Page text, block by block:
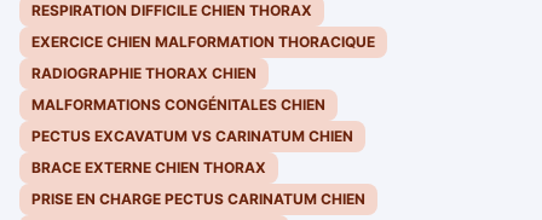
RESPIRATION DIFFICILE CHIEN THORAX
EXERCICE CHIEN MALFORMATION THORACIQUE
RADIOGRAPHIE THORAX CHIEN
MALFORMATIONS CONGÉNITALES CHIEN
PECTUS EXCAVATUM VS CARINATUM CHIEN
BRACE EXTERNE CHIEN THORAX
PRISE EN CHARGE PECTUS CARINATUM CHIEN